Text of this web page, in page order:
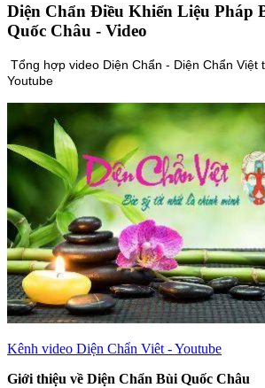
Diện Chẩn Điều Khiển Liệu Pháp
Quốc Châu - Video
Tổng hợp video Diện Chẩn - Diện Chẩn Việt
Youtube
Kênh video Diện Chẩn Viêt - Youtube
Giới thiệu về Diện Chẩn Bùi Quốc Châu